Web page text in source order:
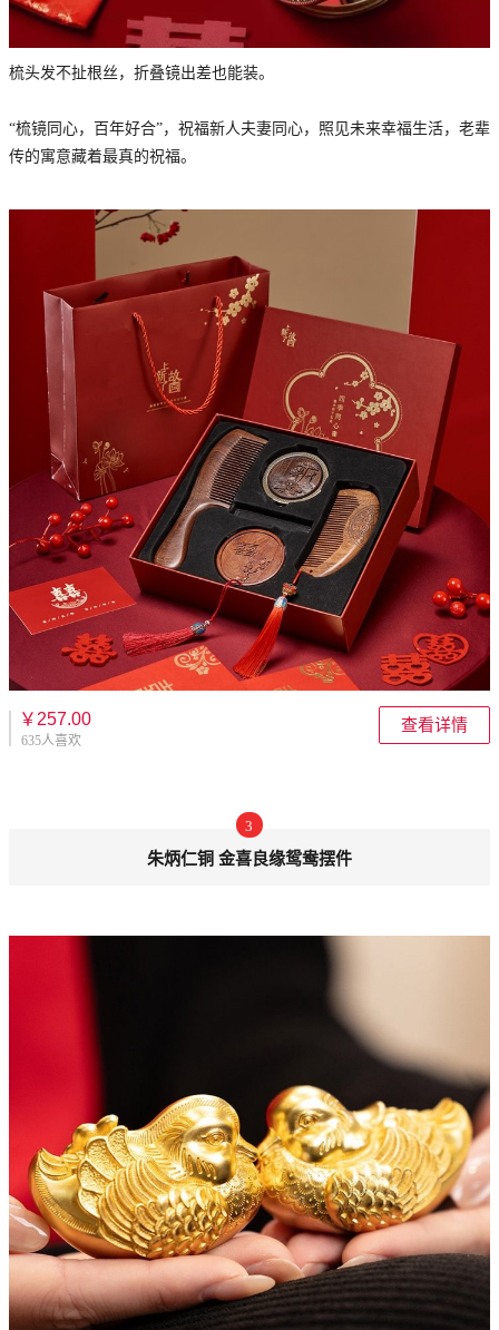
梳头发不扯根丝，折叠镜出差也能装。
“梳镜同心，百年好合”，祝福新人夫妻同心，照见未来幸福生活，老辈
传的寓意藏着最真的祝福。
￥257.00
635人喜欢
查看详情
3
朱炳仁铜 金喜良缘鸳鸯摆件